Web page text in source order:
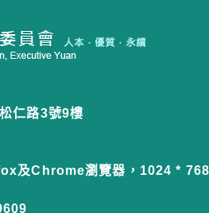
仁路3號9樓
及Chrome瀏覽器，1024 *